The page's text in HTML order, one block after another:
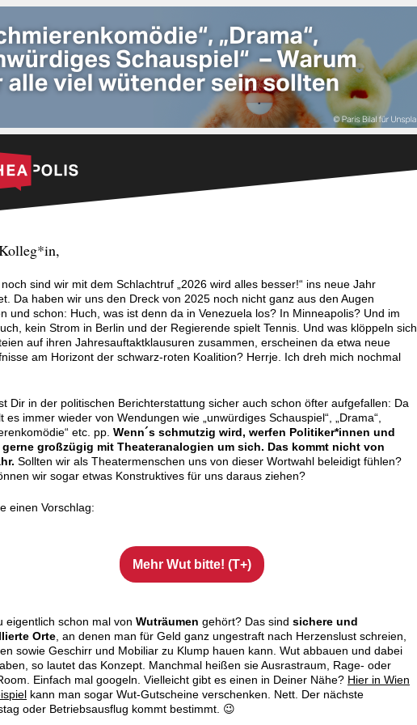
sind wir mit dem Schlachtruf „2026 wird alles besser!“ ins neue Jahr
Da haben wir uns den Dreck von 2025 noch nicht ganz aus den Augen
und schon: Huch, was ist denn da in Venezuela los? In Minneapolis? Und im
kein Strom in Berlin und der Regierende spielt Tennis. Und was klöppeln sich
auf ihren Jahresauftaktklausuren zusammen, erscheinen da etwa neue
am Horizont der schwarz-roten Koalition? Herrje. Ich dreh mich nochmal
Dir in der politischen Berichterstattung sicher auch schon öfter aufgefallen: Da
es immer wieder von Wendungen wie „unwürdiges Schauspiel“, „Drama“,
etc. pp. Wenn´s schmutzig wird, werfen Politiker*innen und
gerne großzügig mit Theateranalogien um sich. Das kommt nicht von
Sollten wir als Theatermenschen uns von dieser Wortwahl beleidigt fühlen?
wir sogar etwas Konstruktives für uns daraus ziehen?
einen Vorschlag:
Mehr Wut bitte! (T+)
eigentlich schon mal von Wuträumen gehört? Das sind sichere und
Orte , an denen man für Geld ganz ungestraft nach Herzenslust schreien,
sowie Geschirr und Mobiliar zu Klump hauen kann. Wut abbauen und dabei
so lautet das Konzept. Manchmal heißen sie Ausrastraum, Rage- oder
Einfach mal googeln. Vielleicht gibt es einen in Deiner Nähe? Hier in Wien
kann man sogar Wut-Gutscheine verschenken. Nett. Der nächste
oder Betriebsausflug kommt bestimmt. 😉